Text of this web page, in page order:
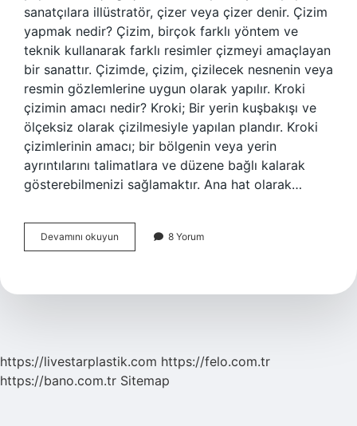
sanatçılara illüstratör, çizer veya çizer denir. Çizim
yapmak nedir? Çizim, birçok farklı yöntem ve
teknik kullanarak farklı resimler çizmeyi amaçlayan
bir sanattır. Çizimde, çizim, çizilecek nesnenin veya
resmin gözlemlerine uygun olarak yapılır. Kroki
çizimin amacı nedir? Kroki; Bir yerin kuşbakışı ve
ölçeksiz olarak çizilmesiyle yapılan plandır. Kroki
çizimlerinin amacı; bir bölgenin veya yerin
ayrıntılarını talimatlara ve düzene bağlı kalarak
gösterebilmenizi sağlamaktır. Ana hat olarak…
Devamını okuyun
Amacı
8 Yorum
https://livestarplastik.com https://felo.com.tr
https://bano.com.tr Sitemap